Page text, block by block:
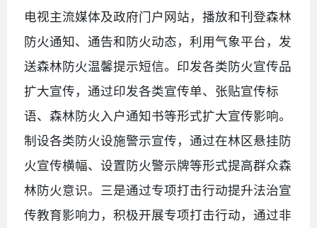
电视主流媒体及政府门户网站，播放和刊登森林
防火通知、通告和防火动态，利用气象平台，发
送森林防火温馨提示短信。印发各类防火宣传品
扩大宣传，通过印发各类宣传单、张贴宣传标
语、森林防火入户通知书等形式扩大宣传影响。
制设各类防火设施警示宣传，通过在林区悬挂防
火宣传横幅、设置防火警示牌等形式提高群众森
林防火意识。三是通过专项打击行动提升法治宣
传教育影响力，积极开展专项打击行动，通过非